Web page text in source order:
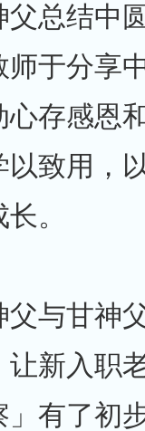
总结中
于分享
存感恩
致用，
。
与甘神
新入职
有了初